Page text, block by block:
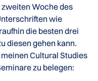
Woche des
wie
die besten drei
diesen gehen kann.
Cultural Studies
zu belegen: